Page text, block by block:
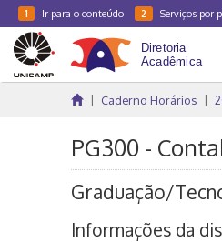
1 Ir para o conteúdo 2 Serviços por
Caderno Horários
PG300 -
Graduação/
Informações da